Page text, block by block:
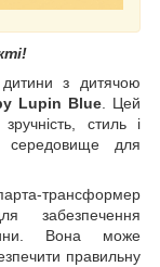
з дитячою
Lupin Blue. Цей
стиль і
середовище для
трансформер
забезпечення
Вона може
правильну